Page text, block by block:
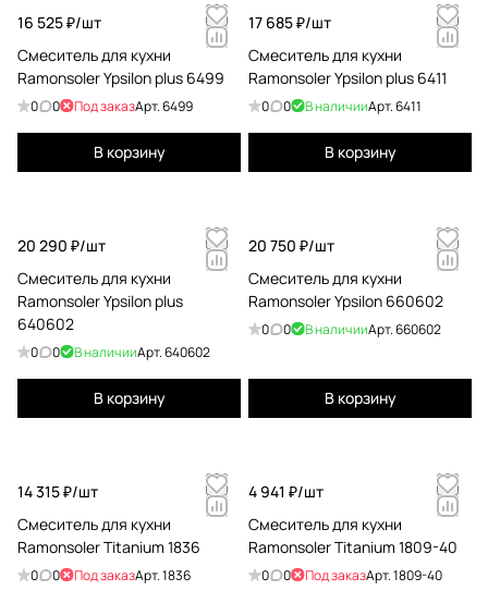
16 525 ₽/шт
Смеситель для кухни
Ramonsoler Ypsilon plus 6499
0 0 Под заказАрт.6499
В корзину
17 685 ₽/шт
Смеситель для кухни
Ramonsoler Ypsilon plus 6411
0 0 В наличииАрт.6411
В корзину
20 290 ₽/шт
Смеситель для кухни
Ramonsoler Ypsilon plus
640602
0 0 В наличииАрт.640602
В корзину
20 750 ₽/шт
Смеситель для кухни
Ramonsoler Ypsilon 660602
0 0 В наличииАрт.660602
В корзину
14 315 ₽/шт
Смеситель для кухни
Ramonsoler Titanium 1836
0 0 Под заказАрт.1836
4 941 ₽/шт
Смеситель для кухни
Ramonsoler Titanium 1809-40
0 0 Под заказАрт.1809-40